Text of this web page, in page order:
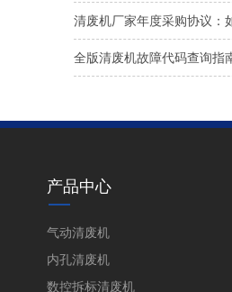
全版清废机故障代码查询指
产品中心
气动清废机
内孔清废机
数控拆标清废机